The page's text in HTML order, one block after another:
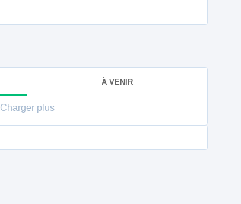
À VENIR
Charger plus